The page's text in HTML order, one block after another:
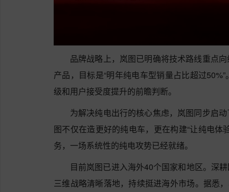
品牌战略上，岚图已明确将技术路线重点
产品，目标是“明年纯电车型销量占比超过
级和用户接受度提升的前瞻判断。
为解决纯电出行的核心焦虑，岚图同步启
图不仅在造更好的纯电车，更在构建“让纯电体
务，一场系统性的纯电攻势已经就绪。
目前岚图已进入海外40个国家和地区。深
三维战略清晰落地，持续挺进海外市场。据悉